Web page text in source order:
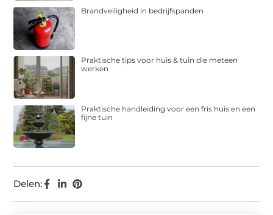
Delen:
Brandveiligheid in bedrijfspanden
Praktische tips voor huis & tuin die meteen
werken
Praktische handleiding voor een fris huis en een
fijne tuin